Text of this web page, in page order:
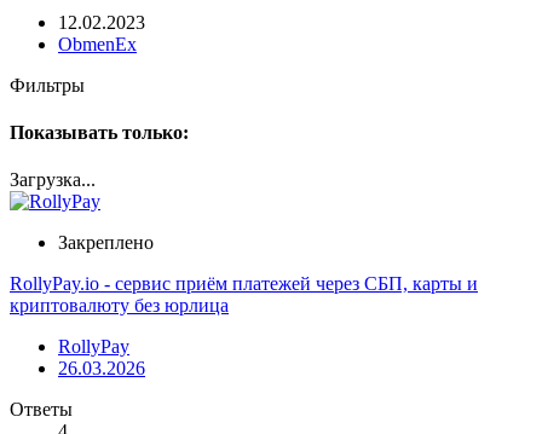
12.02.2023
ObmenEx
Фильтры
Показывать только:
Загрузка...
Закреплено
RollyPay.io - сервис приём платежей через СБП, карты и
криптовалюту без юрлица
RollyPay
26.03.2026
Ответы